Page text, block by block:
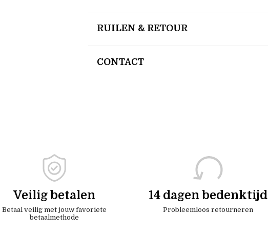
RUILEN & RETOUR
CONTACT
Veilig betalen
Betaal veilig met jouw favoriete
betaalmethode
14 dagen bedenktijd
Probleemloos retourneren